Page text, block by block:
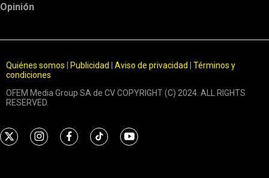
Opinión
Quiénes somos Publicidad Aviso de privacidad
Términos y
condiciones
OFEM Media Group SA de CV COPYRIGHT (C) 2024. ALL RIGHTS
RESERVED.
t
i
f
t
y